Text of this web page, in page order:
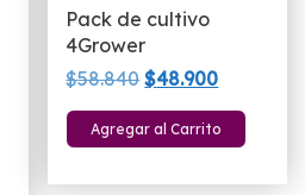
Pack de cultivo
4Grower
$58.840El
precio
original
$48.900El
precio
actual
Agregar al Carrito